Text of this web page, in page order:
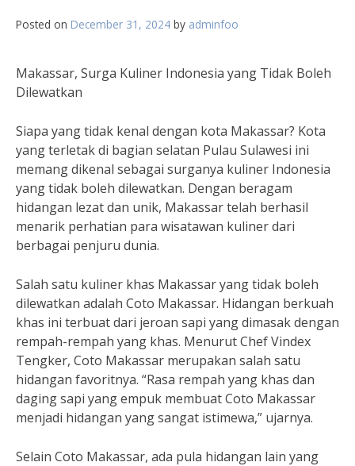
Posted on December 31, 2024 by adminfoo
Makassar, Surga Kuliner Indonesia yang Tidak Boleh
Dilewatkan
Siapa yang tidak kenal dengan kota Makassar? Kota
yang terletak di bagian selatan Pulau Sulawesi ini
memang dikenal sebagai surganya kuliner Indonesia
yang tidak boleh dilewatkan. Dengan beragam
hidangan lezat dan unik, Makassar telah berhasil
menarik perhatian para wisatawan kuliner dari
berbagai penjuru dunia.
Salah satu kuliner khas Makassar yang tidak boleh
dilewatkan adalah Coto Makassar. Hidangan berkuah
khas ini terbuat dari jeroan sapi yang dimasak dengan
rempah-rempah yang khas. Menurut Chef Vindex
Tengker, Coto Makassar merupakan salah satu
hidangan favoritnya. “Rasa rempah yang khas dan
daging sapi yang empuk membuat Coto Makassar
menjadi hidangan yang sangat istimewa,” ujarnya.
Selain Coto Makassar, ada pula hidangan lain yang